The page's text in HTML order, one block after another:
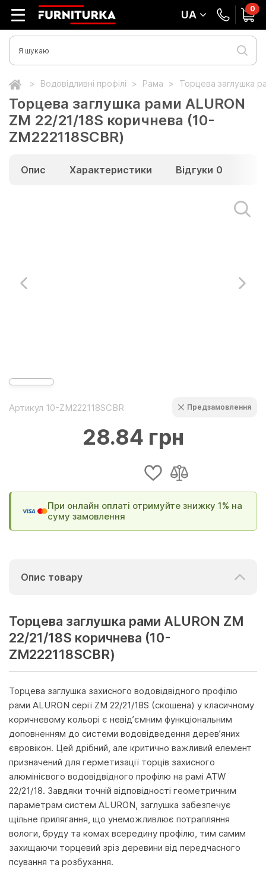
UA 0
Водовідливні профілі Рама Торцева заглушка
Торцева заглушка рами ALURON
ZM 22/21/18S коричнева (10-
ZM222118SCBR)
Опис Характеристики Відгуки 0
Артикул 10-ZM222118SCBR Предзамовлення
28.84 грн
При онлайн оплаті отримуйте знижку 1% на
суму замовлення
Опис товару
Торцева заглушка рами ALURON ZM
22/21/18S коричнева (10-
ZM222118SCBR)
Торцева заглушка захисного водовідвідного профілю
рами ALURON серії ZM 22/21/18S (скошена) у класичному
коричневому кольорі є невід’ємним функціональним
доповненням до системи водовідведення дерев’яних
євровікон. Цей дрібний, але критично важливий елемент
призначений для герметизації торців захисного
алюмінієвого водовідвідного профілю на рамі ATW
22/21/18. Завдяки точній відповідності геометричним
параметрам систем ALURON, заглушка забезпечує
щільне прилягання, що унеможливлює потрапляння
вологи, бруду та комах всередину профілю, тим самим
захищаючи торцевий зріз деревини від передчасного
псування та розбухання.